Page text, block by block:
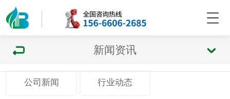
新闻资讯
公司新闻 行业动态